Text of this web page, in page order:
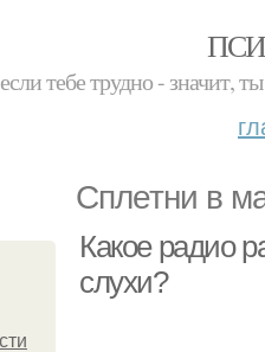
если тебе трудно - значит,
Сплетни в
Какое радио
слухи?